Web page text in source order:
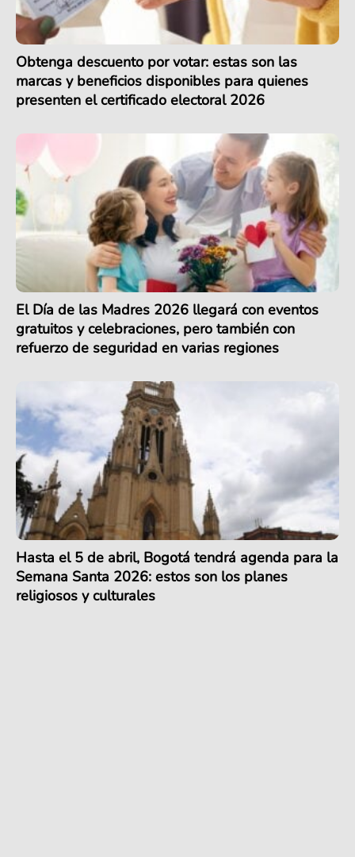
Obtenga descuento por votar: estas son las
marcas y beneficios disponibles para quienes
presenten el certificado electoral 2026
El Día de las Madres 2026 llegará con eventos
gratuitos y celebraciones, pero también con
refuerzo de seguridad en varias regiones
Hasta el 5 de abril, Bogotá tendrá agenda para la
Semana Santa 2026: estos son los planes
religiosos y culturales